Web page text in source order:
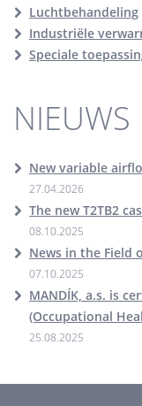
Luchtbehandeling
Industriële
Speciale
NIEUWS
New variable
27.04.2026
The new T2TB2
08.10.2025
News in the Field
07.10.2025
MANDÍK, a.s. is
(Occupational
25.08.2025